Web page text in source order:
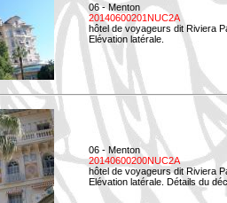
06 - Menton
20140600201NUC2A
hôtel de voyageurs dit Riviera
Elévation latérale.
06 - Menton
20140600200NUC2A
hôtel de voyageurs dit Riviera
Elévation latérale. Détails du